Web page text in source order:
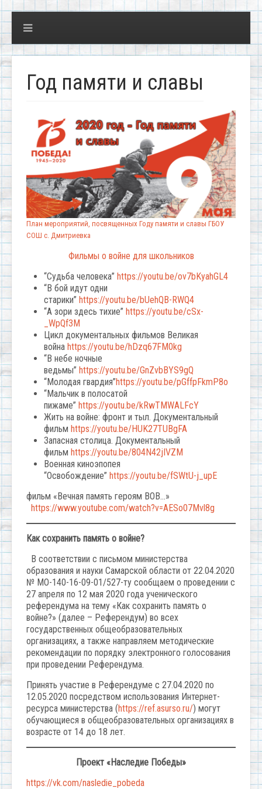
Год памяти и славы
План мероприятий, посвященных Году памяти и славы ГБОУ
СОШ с. Дмитриевка
Фильмы о войне для школьников
“Судьба человека” https://youtu.be/ov7bKyahGL4
“В бой идут одни
старики” https://youtu.be/bUehQB-RWQ4
“А зори здесь тихие” https://youtu.be/cSx-
_WpQf3M
Цикл документальных фильмов Великая
война https://youtu.be/hDzq67FM0kg
“В небе ночные
ведьмы” https://youtu.be/GnZvbBYS9gQ
“Молодая гвардия”https://youtu.be/pGffpFkmP8o
“Мальчик в полосатой
пижаме” https://youtu.be/kRwTMWALFcY
Жить на войне: фронт и тыл. Документальный
фильм https://youtu.be/HUK27TUBgFA
Запасная столица. Документальный
фильм https://youtu.be/804N42jIVZM
Военная киноэпопея
“Освобождение” https://youtu.be/fSWtU-j_upE
фильм «Вечная память героям ВОВ…»
https://www.youtube.com/watch?v=AESo07Mvl8g
Как сохранить память о войне?
В соответствии с письмом министерства
образования и науки Самарской области от 22.04.2020
№ МО-140-16-09-01/527-ту сообщаем о проведении с
27 апреля по 12 мая 2020 года ученического
референдума на тему «Как сохранить память о
войне?» (далее – Референдум) во всех
государственных общеобразовательных
организациях, а также направляем методические
рекомендации по порядку электронного голосования
при проведении Референдума.
Принять участие в Референдуме с 27.04.2020 по
12.05.2020 посредством использования Интернет-
ресурса министерства (https://ref.asurso.ru/) могут
обучающиеся в общеобразовательных организациях в
возрасте от 14 до 18 лет.
Проект «Наследие Победы»
https://vk.com/nasledie_pobeda